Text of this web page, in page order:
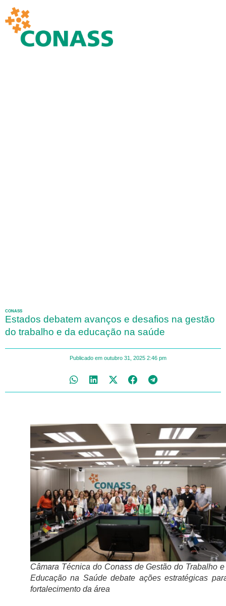
CONASS
Estados debatem avanços e desafios na gestão
do trabalho e da educação na saúde
Publicado em outubro 31, 2025 2:46 pm
Câmara Técnica do Conass de Gestão do Trabalho
Educação na Saúde debate ações estratégicas
fortalecimento da área